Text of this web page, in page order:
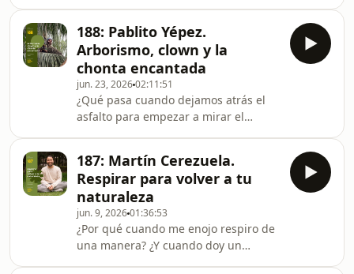
permacultura entendida como una
forma de vivir con la menor inc
que somos como humanos, y también
han moldeado la vida de las plantas.
En este episodio conversamos con
Gabriela Hidrobo sobre el mundo
invisible que sostiene la evolución, la
salud del suelo y la fuerza de los
cultivos.¿Cómo podemos potenciar
esos microorganismos para
188: Pablito Yépez.
Arborismo, clown y la
chonta encantada
jun. 23, 202602:11:51
¿Qué pasa cuando dejamos atrás el
asfalto para empezar a mirar el
Pablito Yépez, cuyo camino transitó
por el circo callejero y el arte de la
payasería hasta encontrar su raíz en
las alturas. Hoy, desde su finca La
Chonta Encantada en Sucumbíos,
colabora con la Clínica Ambiental y
Amisacho Lab, trepando los árboles
187: Martín Cerezuela.
Respirar para volver a tu
naturaleza
jun. 9, 202601:36:53
¿Por qué cuando me enojo respiro de
una manera? ¿Y cuando doy un